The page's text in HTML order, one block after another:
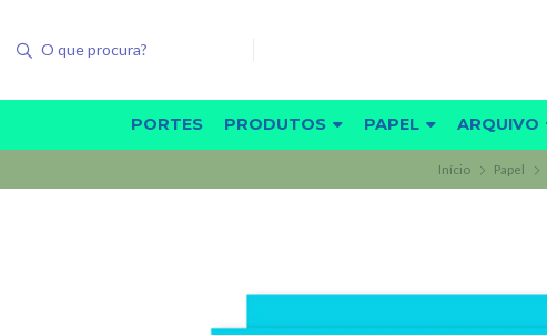
PORTES PRODUTOS PAPEL ARQUIVO
Início Papel